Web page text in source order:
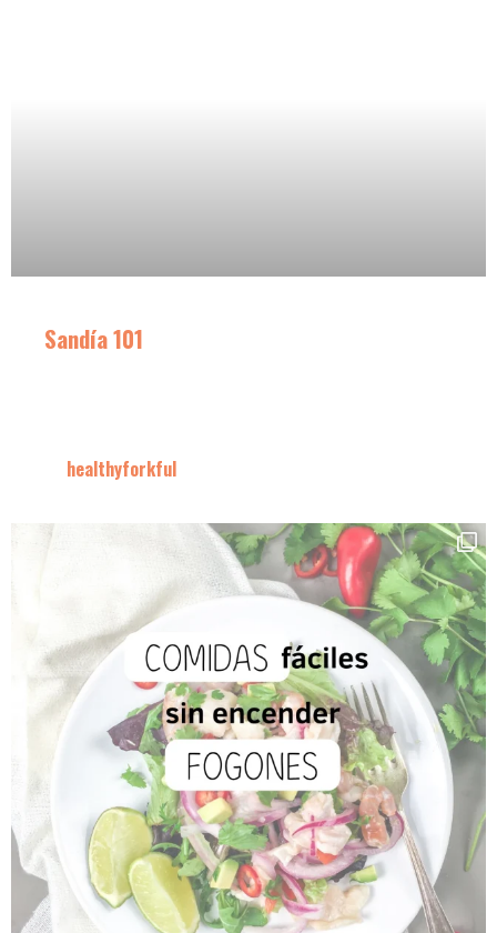
Sandía 101
healthyforkful